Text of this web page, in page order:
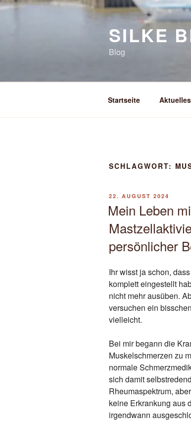
Zum
SILKE
Blog
Startseite Aktuelles
SCHLAGWORT:
VERÖFFENTLICHT
22. AUGUST 2024
Mein Leben
persönlicher
Ihr wisst ja schon,
komplett eingestellt
nicht mehr ausüben.
versuchen ein
vielleicht.
Bei mir begann die
Muskelschmerzen zu
normale
sich damit
Rheumaspektrum,
keine Erkrankung aus
irgendwann